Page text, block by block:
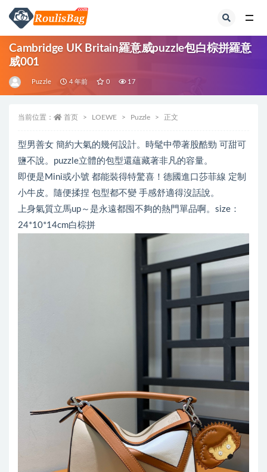
Cambridge UK Britain羅意威puzzle包白棕拼羅意
威001
Puzzle 4 年前 0 17
当前位置： 首页 LOEWE Puzzle 正文
型男善女 簡約大氣的幾何設計。時髦中帶著股酷勁 可甜可
鹽不說。puzzle立體的包型還蘊藏著非凡的容量。
即便是Mini或小號 都能裝得特驚喜！德國進口莎菲線 定制
小牛皮。隨便揉捏 包型都不變 手感舒適得沒話說。
上身氣質立馬up～是永遠都囤不夠的熱門單品啊。size：
24*10*14cm白棕拼